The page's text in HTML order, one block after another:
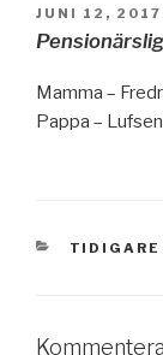
PUBLICERAT
JUNI 12, 2017
Mamma –
Pappa –
TIDIGARE
Kommentera